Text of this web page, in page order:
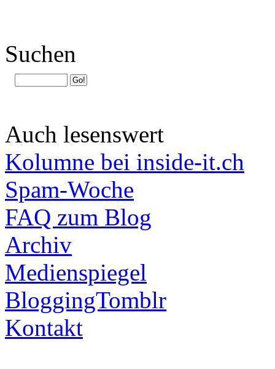
Suchen
Auch lesenswert
Kolumne bei inside-it.ch
Spam-Woche
FAQ zum Blog
Archiv
Medienspiegel
BloggingTomblr
Kontakt